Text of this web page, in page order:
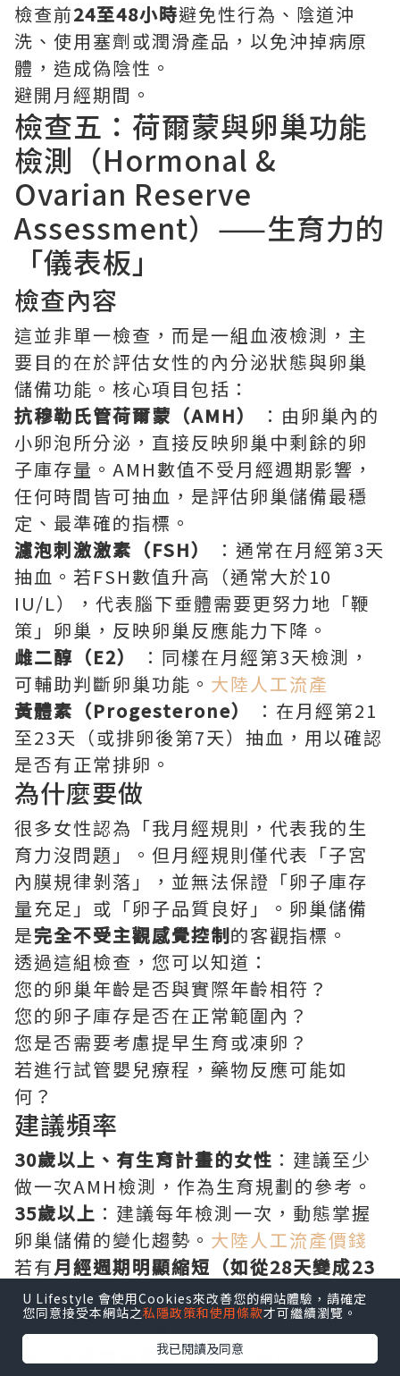
檢查前24至48小時避免性行為、陰道沖
洗、使用塞劑或潤滑產品，以免沖掉病原
體，造成偽陰性。
避開月經期間。
檢查五：荷爾蒙與卵巢功能
檢測（Hormonal &
Ovarian Reserve
Assessment）——生育力的
「儀表板」
檢查內容
這並非單一檢查，而是一組血液檢測，主
要目的在於評估女性的內分泌狀態與卵巢
儲備功能。核心項目包括：
抗穆勒氏管荷爾蒙（AMH）
：由卵巢內的
小卵泡所分泌，直接反映卵巢中剩餘的卵
子庫存量。AMH數值不受月經週期影響，
任何時間皆可抽血，是評估卵巢儲備最穩
定、最準確的指標。
濾泡刺激激素（FSH）
：通常在月經第3天
抽血。若FSH數值升高（通常大於10
IU/L），代表腦下垂體需要更努力地「鞭
策」卵巢，反映卵巢反應能力下降。
雌二醇（E2）
：同樣在月經第3天檢測，
可輔助判斷卵巢功能。 大陸人工流產
黃體素（Progesterone）
：在月經第21
至23天（或排卵後第7天）抽血，用以確認
是否有正常排卵。
為什麼要做
很多女性認為「我月經規則，代表我的生
育力沒問題」。但月經規則僅代表「子宮
內膜規律剝落」，並無法保證「卵子庫存
量充足」或「卵子品質良好」。卵巢儲備
是完全不受主觀感覺控制的客觀指標。
透過這組檢查，您可以知道：
您的卵巢年齡是否與實際年齡相符？
您的卵子庫存是否在正常範圍內？
您是否需要考慮提早生育或凍卵？
若進行試管嬰兒療程，藥物反應可能如
何？
建議頻率
30歲以上、有生育計畫的女性 ：建議至少
做一次AMH檢測，作為生育規劃的參考。
35歲以上 ：建議每年檢測一次，動態掌握
卵巢儲備的變化趨勢。 大陸人工流產價錢
若有月經週期明顯縮短（如從28天變成23
天）、或 經期變得不規則，應立即檢查。
檢查前的準備
AMH不受週期影響，隨時可抽血。
U Lifestyle 會使用Cookies來改善您的網站體驗，請確定
您同意接受本網站之私隱政策和使用條款才可繼續瀏覽。
我已閱讀及同意